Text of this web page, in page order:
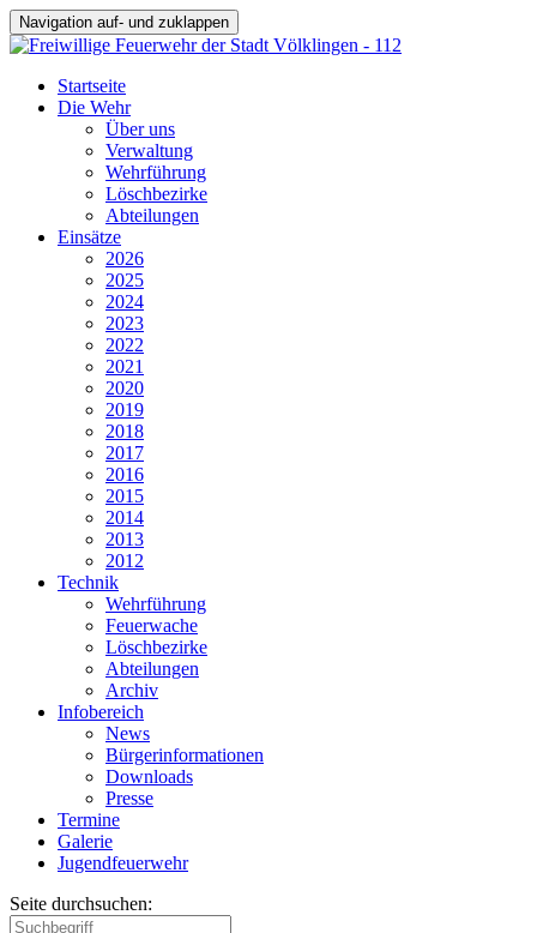
Navigation auf- und zuklappen
Startseite
Die Wehr
Über uns
Verwaltung
Wehrführung
Löschbezirke
Abteilungen
Einsätze
2026
2025
2024
2023
2022
2021
2020
2019
2018
2017
2016
2015
2014
2013
2012
Technik
Wehrführung
Feuerwache
Löschbezirke
Abteilungen
Archiv
Infobereich
News
Bürgerinformationen
Downloads
Presse
Termine
Galerie
Jugendfeuerwehr
Seite durchsuchen: